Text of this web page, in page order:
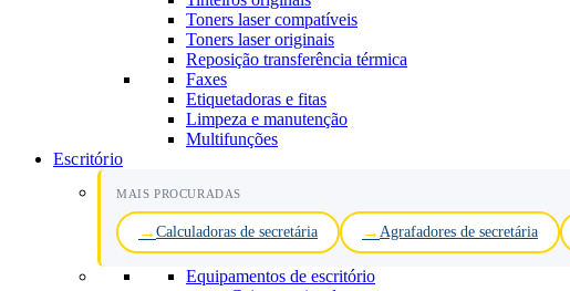
Toners laser compatíveis
Toners laser originais
Reposição transferência térmica
Faxes
Etiquetadoras e fitas
Limpeza e manutenção
Multifunções
Escritório
MAIS PROCURADAS
Calculadoras de secretária Agrafadores de secretária
Equipamentos de escritório